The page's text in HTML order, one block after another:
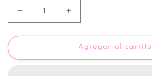
Reducir
cantidad
para
Copa
Aumentar
cantidad
para
Sostén
Copa
Agregar al carrito